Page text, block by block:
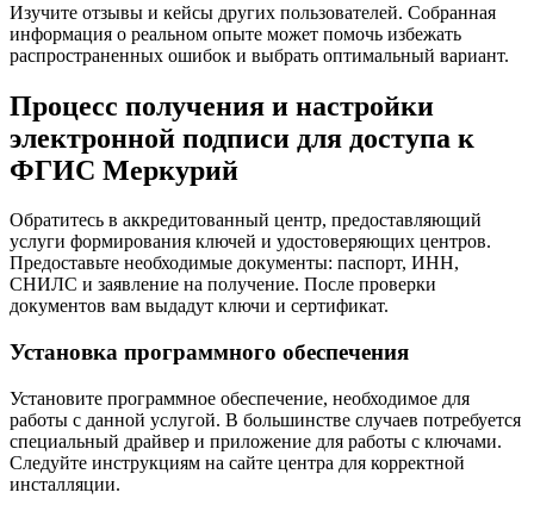
Изучите отзывы и кейсы других пользователей. Собранная
информация о реальном опыте может помочь избежать
распространенных ошибок и выбрать оптимальный вариант.
Процесс получения и настройки
электронной подписи для доступа к
ФГИС Меркурий
Обратитесь в аккредитованный центр, предоставляющий
услуги формирования ключей и удостоверяющих центров.
Предоставьте необходимые документы: паспорт, ИНН,
СНИЛС и заявление на получение. После проверки
документов вам выдадут ключи и сертификат.
Установка программного обеспечения
Установите программное обеспечение, необходимое для
работы с данной услугой. В большинстве случаев потребуется
специальный драйвер и приложение для работы с ключами.
Следуйте инструкциям на сайте центра для корректной
инсталляции.